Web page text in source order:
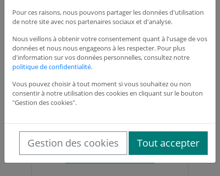
Vinyle évacuation PMR haut – L.200 x H.100
mm
Ref: SEPV0020
9,10 €
Pour ces raisons, nous pouvons partager les données d'utilisation
de notre site avec nos partenaires sociaux et d'analyse.
Nous veillons à obtenir votre consentement quant à l'usage de vos
données et nous nous engageons à les respecter. Pour plus
d'information sur vos données personnelles, consultez notre
politique de confidentialité.
Vous pouvez choisir à tout moment si vous souhaitez ou non
consentir à notre utilisation des cookies en cliquant sur le bouton
"Gestion des cookies".
Gestion des cookies Tout accepter